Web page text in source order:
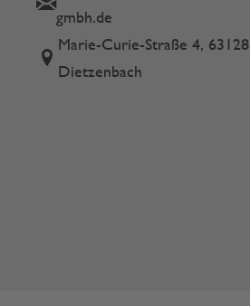
gmbh.de
Marie-Curie-Straße 4, 63128
Dietzenbach